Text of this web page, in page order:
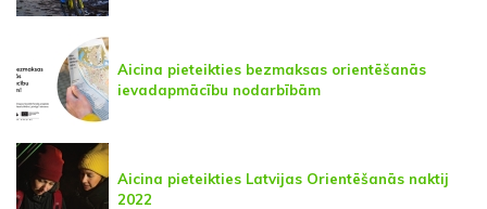
Aicina pieteikties bezmaksas orientēšanās
ievadapmācību nodarbībām
Aicina pieteikties Latvijas Orientēšanās naktij
2022